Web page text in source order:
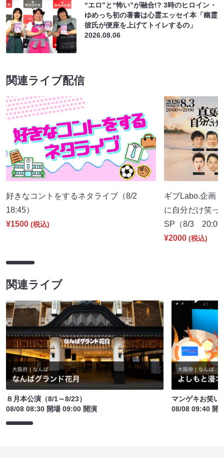
“エロ”と“怖い”が融合!? 3時のヒロイン・
ゆめっち初の著書は心霊エッセイ本「幽霊
彼氏が便座を上げてトイレするの」
2026.08.06
関連ライブ配信
好きなコントをするネタライブ（8/2
18:45）
¥1500 (税込)
ギブLabo.企画
に自分だけ笑っ
SP（8/3 20:00
¥2000 (税込)
関連ライブ
８月本公演（8/1～8/23）
08/08 08:30 開場 09:00 開演
マンゲキお笑い
08/08 09:40 開